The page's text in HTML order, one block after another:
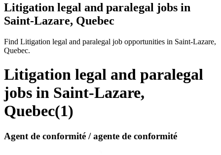
Litigation legal and paralegal jobs in
Saint-Lazare, Quebec
Find Litigation legal and paralegal job opportunities in Saint-Lazare,
Quebec.
Litigation legal and paralegal
jobs in Saint-Lazare,
Quebec(1)
Agent de conformité / agente de conformité